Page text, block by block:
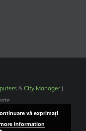
& City Manager|
vă exprimaţi
information